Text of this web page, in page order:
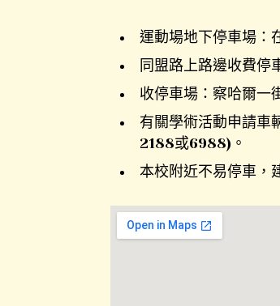
運動場地下停車場：
同盟路上路邊收費停
收停車場：察哈爾一
有關學術活動申請
2188或6988)。
本校附近不易停車，